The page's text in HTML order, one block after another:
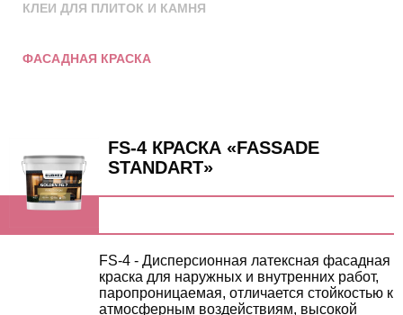
КЛЕИ ДЛЯ ПЛИТОК И КАМНЯ
ФАСАДНАЯ КРАСКА
FS-4 КРАСКА «FASSADE
STANDART»
FS-4 - Дисперсионная латексная фасадная
краска для наружных и внутренних работ,
паропроницаемая, отличается стойкостью к
атмосферным воздействиям, высокой